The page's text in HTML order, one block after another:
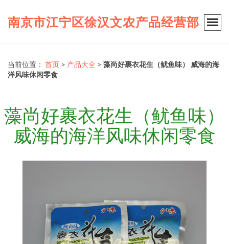
南京市江宁区徐汉文农产品经营部
当前位置： 首页 > 产品大全 > 藻尚好裹衣花生（鱿鱼味） 威海的海
洋风味休闲零食
藻尚好裹衣花生（鱿鱼味）
威海的海洋风味休闲零食